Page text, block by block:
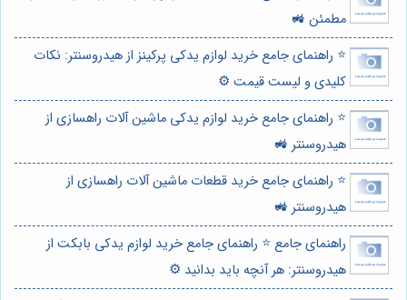
مطمئن 🚜
⭐️ راهنمای جامع خرید لوازم یدکی پرکینز از هیدروسنتر: نکات
کلیدی و لیست قیمت ⚙️
⭐️ راهنمای جامع خرید لوازم یدکی ماشین آلات راهسازی از
هیدروسنتر 🚜
⭐️ راهنمای جامع خرید قطعات ماشین آلات راهسازی از
هیدروسنتر 🚜
راهنمای جامع ⭐️ راهنمای جامع خرید لوازم یدکی بابکت از
هیدروسنتر: هر آنچه باید بدانید ⚙️